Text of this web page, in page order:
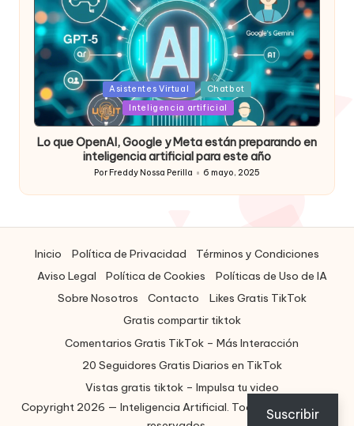
Posted
in
Asistentes Virtual
Chatbot
Inteligencia artificial
Lo que OpenAI, Google y Meta están preparando en
inteligencia artificial para este año
Publicado
por
Por Freddy Nossa Perilla 6 mayo, 2025
Inicio Política de Privacidad
Términos y Condiciones
Aviso Legal
Política de Cookies
Políticas de Uso de IA
Sobre Nosotros
Contacto
Likes Gratis TikTok
Gratis compartir tiktok
Comentarios Gratis TikTok – Más Interacción
20 Seguidores Gratis Diarios en TikTok
Vistas gratis tiktok – Impulsa tu video
Copyright 2026 — Inteligencia Artificial. Todos los derechos
Suscribir
ES